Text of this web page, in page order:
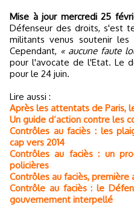
Mise à jour mercredi 25
Défenseur des droits, s'est
militants venus soutenir
Cependant, « aucune faute
pour l'avocate de l'Etat. Le
pour le 24 juin.
Lire aussi :
Après les attentats de Paris,
Un guide d’action contre les
Contrôles au faciès : les
cap vers 2014
Contrôles au faciès : un
policières
Contrôles au faciès, première
Contrôle au faciès : le
gouvernement interpellé